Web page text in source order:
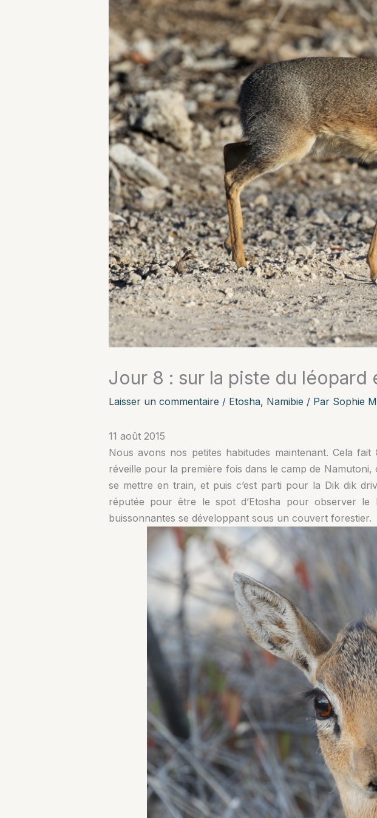
Jour 8 : sur la piste du léopard
Laisser un commentaire / Etosha, Namibie / Par Sophie
11 août 2015
Nous avons nos petites habitudes maintenant. Cela
réveille pour la première fois dans le camp de
se mettre en train, et puis c’est parti pour la Dik dik
réputée pour être le spot d’Etosha pour observer
buissonnantes se développant sous un couvert forestier.